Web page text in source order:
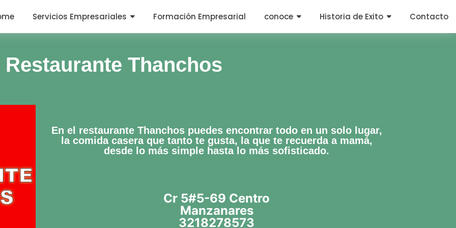
Servicios Empresariales Formación Empresarial conoce Historia de Exito Contacto
Restaurante Thanchos
En el restaurante Thanchos puedes encontrar todo en un solo lugar,
la comida casera que tanto te gusta, la que te recuerda a mamá,
desde lo más simple hasta lo más sofisticado.
Cr 5#5-69 Centro
Manzanares
3218278573